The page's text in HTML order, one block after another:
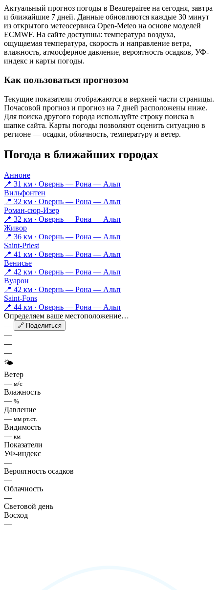
Актуальный прогноз погоды в Beaurepaireе на сегодня, завтра
и ближайшие 7 дней. Данные обновляются каждые 30 минут
из открытого метеосервиса Open-Meteo на основе моделей
ECMWF. На сайте доступны: температура воздуха,
ощущаемая температура, скорость и направление ветра,
влажность, атмосферное давление, вероятность осадков, УФ-
индекс и карты погоды.
Как пользоваться прогнозом
Текущие показатели отображаются в верхней части страницы.
Почасовой прогноз и прогноз на 7 дней расположены ниже.
Для поиска другого города используйте строку поиска в
шапке сайта. Карты погоды позволяют оценить ситуацию в
регионе — осадки, облачность, температуру и ветер.
Погода в ближайших городах
Анноне
📍 31 км · Овернь — Рона — Альп
Вильфонтен
📍 32 км · Овернь — Рона — Альп
Роман-сюр-Изер
📍 32 км · Овернь — Рона — Альп
Живор
📍 36 км · Овернь — Рона — Альп
Saint-Priest
📍 41 км · Овернь — Рона — Альп
Венисье
📍 42 км · Овернь — Рона — Альп
Вуарон
📍 42 км · Овернь — Рона — Альп
Saint-Fons
📍 44 км · Овернь — Рона — Альп
Определяем ваше местоположение…
—
🔗 Поделиться
—
—
—
🌤
Ветер
— м/с
Влажность
— %
Давление
— мм рт.ст.
Видимость
— км
Показатели
УФ-индекс
—
Вероятность осадков
—
Облачность
—
Световой день
Восход
—